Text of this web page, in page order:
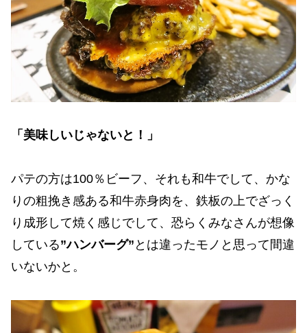
「美味しいじゃないと！」
パテの方は100％ビーフ、それも和牛でして、かな
りの粗挽き感ある和牛赤身肉を、鉄板の上でざっく
り成形して焼く感じでして、恐らくみなさんが想像
している”ハンバーグ” とは違ったモノと思って間違
いないかと。